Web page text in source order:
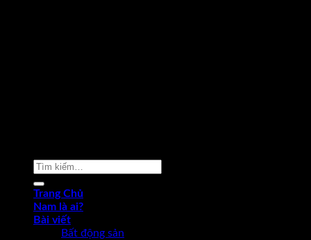
Tìm
Trang Chủ
Nam là ai?
Bài viết
Bất động sản